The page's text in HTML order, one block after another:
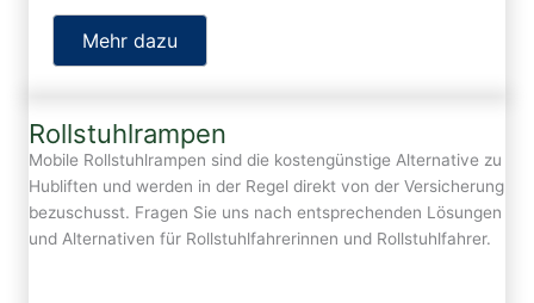
Mehr dazu
Rollstuhlrampen
Mobile Rollstuhlrampen sind die kostengünstige Alternative zu
Hubliften und werden in der Regel direkt von der Versicherung
bezuschusst. Fragen Sie uns nach entsprechenden Lösungen
und Alternativen für Rollstuhlfahrerinnen und Rollstuhlfahrer.